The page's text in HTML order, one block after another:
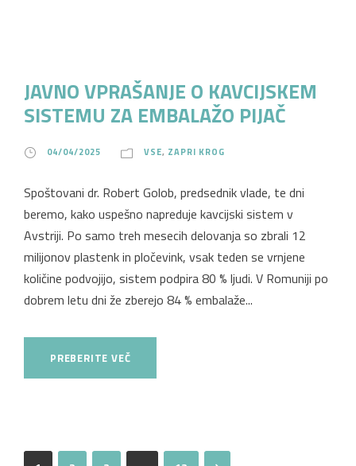
JAVNO VPRAŠANJE O KAVCIJSKEM
SISTEMU ZA EMBALAŽO PIJAČ
04/04/2025 VSE, ZAPRI KROG
Spoštovani dr. Robert Golob, predsednik vlade, te dni
beremo, kako uspešno napreduje kavcijski sistem v
Avstriji. Po samo treh mesecih delovanja so zbrali 12
milijonov plastenk in pločevink, vsak teden se vrnjene
količine podvojijo, sistem podpira 80 % ljudi. V Romuniji po
dobrem letu dni že zberejo 84 % embalaže...
PREBERITE VEČ